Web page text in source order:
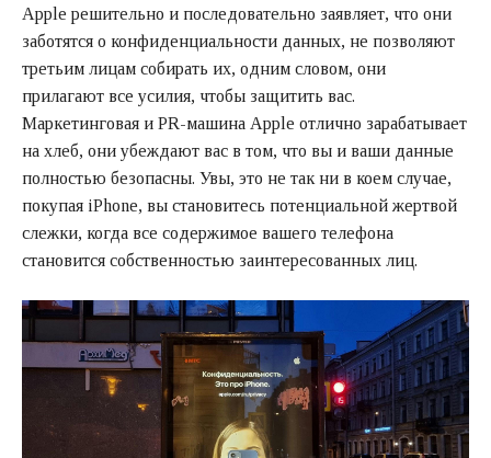
Apple решительно и последовательно заявляет, что они
заботятся о конфиденциальности данных, не позволяют
третьим лицам собирать их, одним словом, они
прилагают все усилия, чтобы защитить вас.
Маркетинговая и PR-машина Apple отлично зарабатывает
на хлеб, они убеждают вас в том, что вы и ваши данные
полностью безопасны. Увы, это не так ни в коем случае,
покупая iPhone, вы становитесь потенциальной жертвой
слежки, когда все содержимое вашего телефона
становится собственностью заинтересованных лиц.